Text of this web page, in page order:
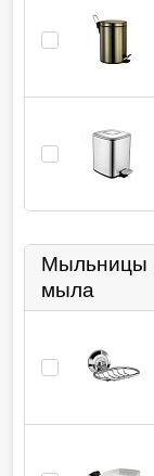
Мыльницы
мыла